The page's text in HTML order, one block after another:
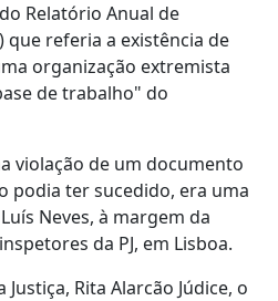
Relatório Anual de
que referia a existência de
organização extremista
de trabalho" do
violação de um documento
podia ter sucedido, era uma
Neves, à margem da
da PJ, em Lisboa.
Rita Alarcão Júdice, o